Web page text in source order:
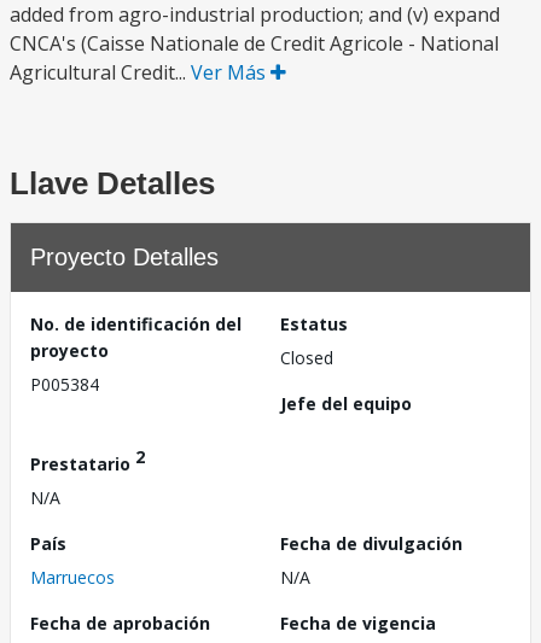
added from agro-industrial production; and (v) expand
CNCA's (Caisse Nationale de Credit Agricole - National
Agricultural Credit... Ver Más
Llave Detalles
Proyecto Detalles
No. de identificación del
proyecto
P005384
Estatus
Closed
Jefe del equipo
Prestatario 2
N/A
País
Marruecos
Fecha de divulgación
N/A
Fecha de aprobación
Fecha de vigencia